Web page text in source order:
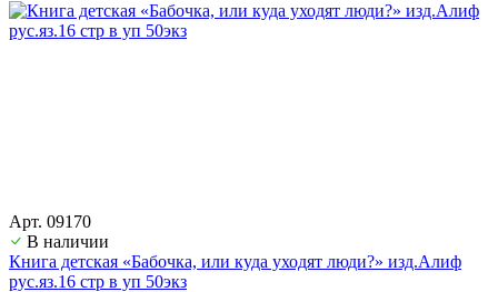
Арт. 09170
В наличии
Книга детская «Бабочка, или куда уходят люди?» изд.Алиф
рус.яз.16 стр в уп 50экз